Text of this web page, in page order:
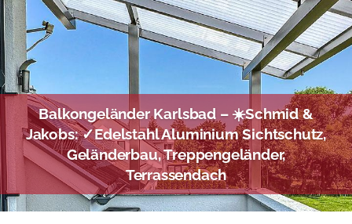
Balkongeländer Karlsbad – ☀️Schmid &
Jakobs: ✓Edelstahl Aluminium Sichtschutz,
Geländerbau, Treppengeländer,
Terrassendach